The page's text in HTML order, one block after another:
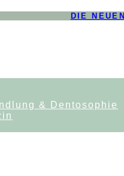
DIE
& Dentosophie